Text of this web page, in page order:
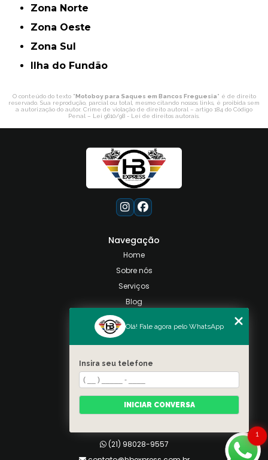
Zona Norte
Zona Oeste
Zona Sul
ilha do Fundão
O conteúdo do texto "Motoboy para Saques em Bancos Freguesia" é de direito
reservado. Sua reprodução, parcial ou total, mesmo citando nossos links, é proibida sem
a autorização do autor. Crime de violação de direito autoral – artigo 184 do Código
Penal – Lei 9610/98 - Lei de direitos autorais
Navegação
Home
Sobre nós
Serviços
Blog
Categorias
Mapa do site
Contato
Taquara, Rio de Janeiro
(21) 98028-9557
(21) 98028-9557
1
Olá! Fale agora pelo WhatsApp
Insira seu telefone
INICIAR CONVERSA